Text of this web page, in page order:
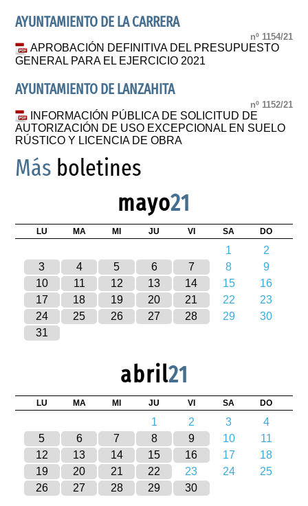
AYUNTAMIENTO DE LA CARRERA
nº 1154/21
APROBACIÓN DEFINITIVA DEL PRESUPUESTO
GENERAL PARA EL EJERCICIO 2021
AYUNTAMIENTO DE LANZAHITA
nº 1152/21
INFORMACIÓN PÚBLICA DE SOLICITUD DE
AUTORIZACIÓN DE USO EXCEPCIONAL EN SUELO
RÚSTICO Y LICENCIA DE OBRA
Más boletines
mayo21
LU MA MI JU VI SA DO
1
2
3
4 5 6 7 8
9
10
11 12 13 14 15
16
17
18 19 20 21 22
23
24
25 26 27 28 29
30
31
abril21
LU MA MI JU VI SA DO
1 2 3
4
5
6 7 8 9 10
11
12
13 14 15 16 17
18
19
20 21 22 23 24
25
26
27 28 29 30